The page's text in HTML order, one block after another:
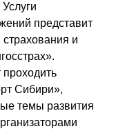
представит
страхования и
Сибири»,
темы развития